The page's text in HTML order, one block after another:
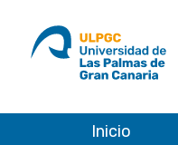
ULPGC
Inicio
Aplicaciones Análisis